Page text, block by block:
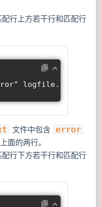
行上方若干行和匹配行
logfile.txt
文件中包含 error
面的两行。
行下方若干行和匹配行